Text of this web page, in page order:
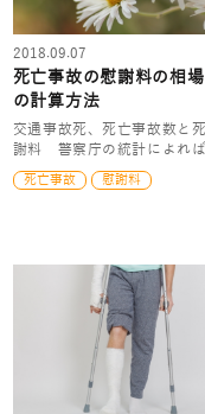
2018.09.07
死亡事故の慰謝料の相
の計算方法
交通事故死、死亡事故数と
謝料 警察庁の統計によれ
死亡事故 慰謝料